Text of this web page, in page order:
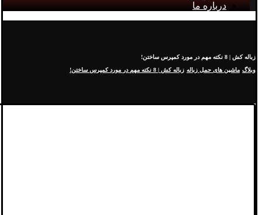
درباره ما
زباله کش | 8 نکته مهم در مورد کمپرس ساختن!
وبلاگ ماشین های حمل زباله زباله کش | 8 نکته مهم در مورد کمپرس ساختن!